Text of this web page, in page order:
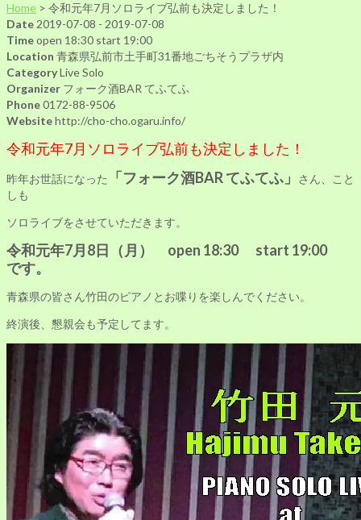
Home > 令和元年7月ソロライブ弘前も決定しました！
Date2019-07-08 - 2019-07-08
Timeopen 18:30 start 19:00
Location 青森県弘前市土手町31番地ごちそうプラザ内
CategoryLiveSolo
Organizer フォーク酒BAR てふてふ
Phone0172-88-9506
Websitehttp://cho-cho.ogaru.info/
令和元年7月ソロライブ弘前も決定しました！
昨年お世話になった 「フォーク酒BAR てふてふ」
さん、こと
しも
ソロライブをさせていただきます。
令和元年7月8日（月） open 18:30 start 19:00
です。
青森県の皆さん竹田のピアノとお喋りを楽しんでください。
終演後、懇親会も予定してます。